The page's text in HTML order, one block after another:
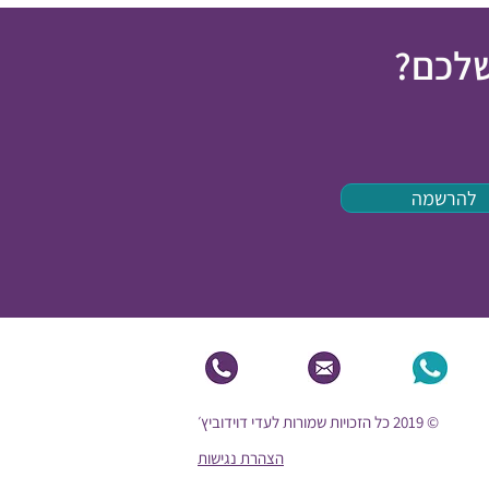
להרשמה
© 2019 כל הזכויות שמורות לעדי דוידוביץ׳
הצהרת נגישות